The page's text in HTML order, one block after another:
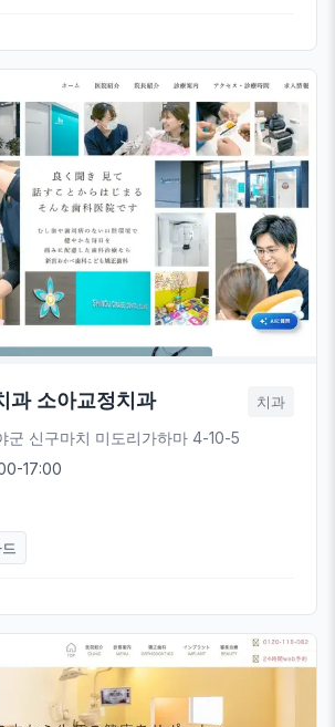
과 소아교정치과 치과
군 신구마치 미도리가하마 4-10-5
17:00